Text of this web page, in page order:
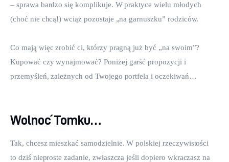
– sprawa bardzo się komplikuje. W praktyce wielu młodych
(choć nie chcą!) wciąż pozostaje „na garnuszku” rodziców.
Co mają więc zrobić ci, którzy pragną już być „na swoim”?
Kupować czy wynajmować? Poniżej garść propozycji i
przemyśleń, zależnych od Twojego portfela i oczekiwań…
Wolnoć Tomku…
Tak, chcesz mieszkać samodzielnie. W polskiej rzeczywistości
to dziś nieproste zadanie, zwłaszcza jeśli dopiero wkraczasz na